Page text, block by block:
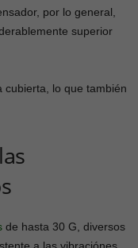
por lo general,
superior
cubierta, lo que también
de hasta 30 G, diversos